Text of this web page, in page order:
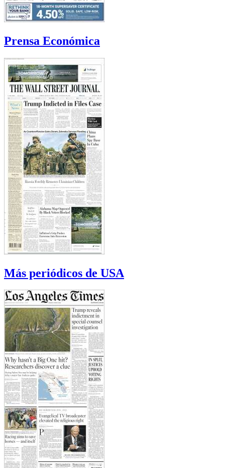
Prensa Económica
Más periódicos de USA